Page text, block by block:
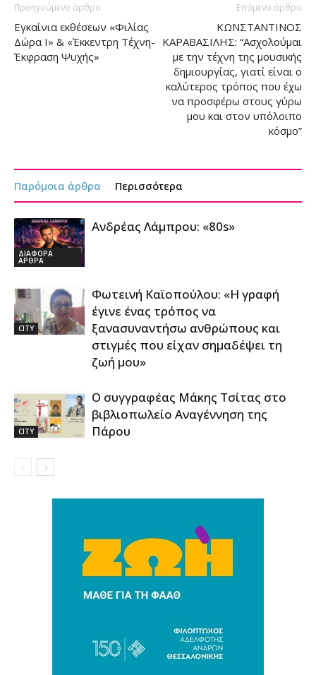
Προηγούμενο άρθρο
Εγκαίνια εκθέσεων «Φιλίας
Δώρα Ι» & «Έκκεντρη Τέχνη-
Έκφραση Ψυχής»
Επόμενο άρθρο
ΚΩΝΣΤΑΝΤΙΝΟΣ
ΚΑΡΑΒΑΣΙΛΗΣ: “Ασχολούμαι
με την τέχνη της μουσικής
δημιουργίας, γιατί είναι ο
καλύτερος τρόπος που έχω
να προσφέρω στους γύρω
μου και στον υπόλοιπο
κόσμο”
Παρόμοια άρθρα Περισσότερα
ΔΙΑΦΟΡΑ
ΑΡΘΡΑ
Ανδρέας Λάμπρου: «80s»
CITY
Φωτεινή Καϊοπούλου: «Η γραφή
έγινε ένας τρόπος να
ξανασυναντήσω ανθρώπους και
στιγμές που είχαν σημαδέψει τη
ζωή μου»
CITY
Ο συγγραφέας Μάκης Τσίτας στο
βιβλιοπωλείο Αναγέννηση της
Πάρου